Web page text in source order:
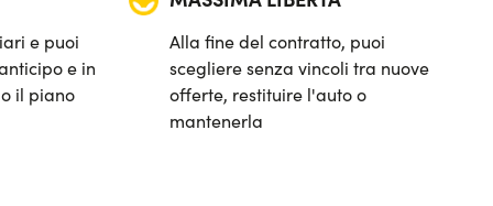
e puoi
e in
il piano
Alla fine del contratto, puoi
scegliere senza vincoli tra nuove
offerte, restituire l'auto o
mantenerla